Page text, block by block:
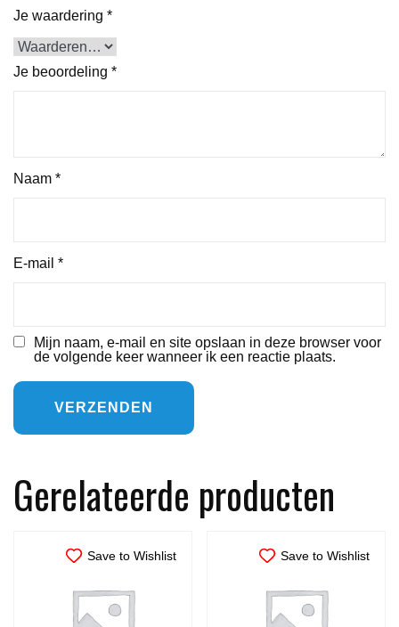
Je waardering *
Je beoordeling *
Naam *
E-mail *
Mijn naam, e-mail en site opslaan in deze browser voor
de volgende keer wanneer ik een reactie plaats.
Gerelateerde producten
Save to Wishlist Save to Wishlist